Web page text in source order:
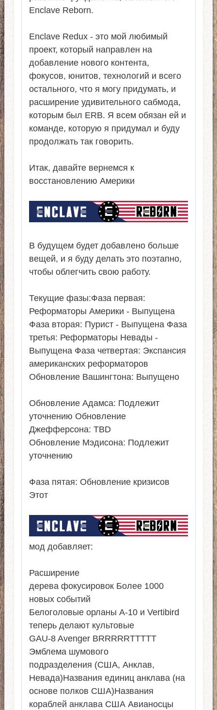
Enclave Reborn.
Enclave Redux - это мой любимый
проект, который направлен на
добавление нового контента,
фокусов, юнитов, технологий и всего
остального, что я могу придумать, и
расширение удивительного сабмода,
которым был ERB. Я всем обязан ей и
команде, которую я придумал и буду
продолжать так говорить.
Итак, давайте вернемся к
восстановлению Америки
В будущем будет добавлено больше
вещей, и я буду делать это поэтапно,
чтобы облегчить свою работу.
Текущие фазы:Фаза первая:
Реформаторы Америки - Выпущена
Фаза вторая: Пурист - Выпущена Фаза
третья: Реформаторы Невады -
Выпущена Фаза четвертая: Экспансия
американских реформаторов
Обновление Вашингтона: Выпущено
Обновление Адамса: Подлежит
уточнению Обновление
Джефферсона: TBD
Обновление Мэдисона: Подлежит
уточнению
Фаза пятая: Обновление кризисов
Этот
мод добавляет:
Расширение
дерева фокусировок Более 1000
новых событий
Белоголовые орланы A-10 и Vertibird
теперь делают культовые
GAU-8 Avenger BRRRRRTTTTT
Эмблема шумового
подразделения (США, Анклав,
Невада)Названия единиц анклава (на
основе полков США)Названия
кораблей анклава США Авианосцы